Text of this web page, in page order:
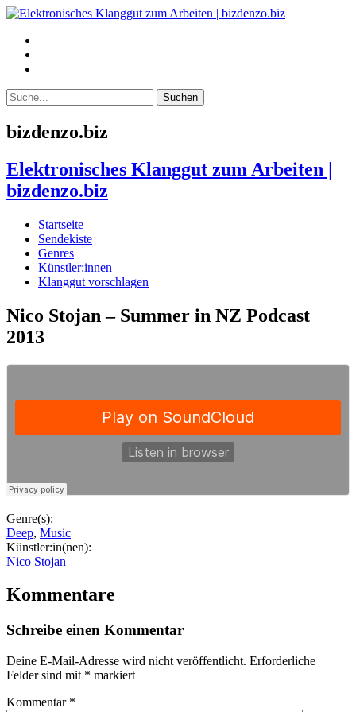
bizdenzo.biz
Elektronisches Klanggut zum Arbeiten |
bizdenzo.biz
Startseite
Sendekiste
Genres
Künstler:innen
Klanggut vorschlagen
Nico Stojan – Summer in NZ Podcast
2013
Genre(s):
Deep, Music
Künstler:in(nen):
Nico Stojan
Kommentare
Schreibe einen Kommentar
Deine E-Mail-Adresse wird nicht veröffentlicht. Erforderliche
Felder sind mit * markiert
Kommentar *